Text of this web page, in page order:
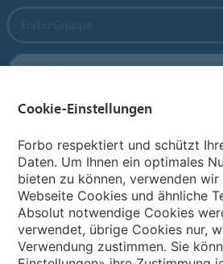
Forbo Flooring Systems
Forbo Movement Systems
Land auswählen
Land auswählen
Cookie-Einstellungen
Forbo respektiert und schützt
Daten. Um Ihnen ein optimales
bieten zu können, verwenden wir
Webseite Cookies und ähnliche
Absolut notwendige Cookies
verwendet, übrige Cookies nur,
Verwendung zustimmen. Sie